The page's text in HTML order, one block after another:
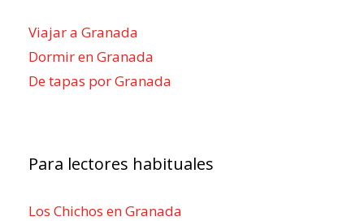
Viajar a Granada
Dormir en Granada
De tapas por Granada
Para lectores habituales
Los Chichos en Granada